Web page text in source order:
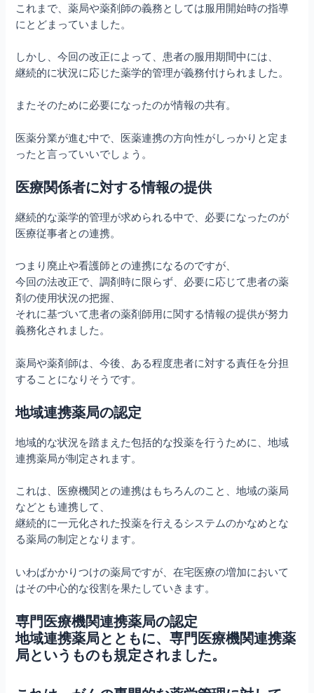
これまで、薬局や薬剤師の義務としては服用開始時の指導
にとどまっていました。
しかし、今回の改正によって、患者の服用期間中には、
継続的に状況に応じた薬学的管理が義務付けられました。
またそのために必要になったのが情報の共有。
医薬分業が進む中で、医薬連携の方向性がしっかりと定ま
ったと言っていいでしょう。
医療関係者に対する情報の提供
継続的な薬学的管理が求められる中で、必要になったのが
医療従事者との連携。
つまり廃止や看護師との連携になるのですが、
今回の法改正で、調剤時に限らず、必要に応じて患者の薬
剤の使用状況の把握、
それに基づいて患者の薬剤師用に関する情報の提供が努力
義務化されました。
薬局や薬剤師は、今後、ある程度患者に対する責任を分担
することになりそうです。
地域連携薬局の認定
地域的な状況を踏まえた包括的な投薬を行うために、地域
連携薬局が制定されます。
これは、医療機関との連携はもちろんのこと、地域の薬局
などとも連携して、
継続的に一元化された投薬を行えるシステムのかなめとな
る薬局の制定となります。
いわばかかりつけの薬局ですが、在宅医療の増加において
はその中心的な役割を果たしていきます。
専門医療機関連携薬局の認定
地域連携薬局とともに、専門医療機関連携薬
局というものも規定されました。